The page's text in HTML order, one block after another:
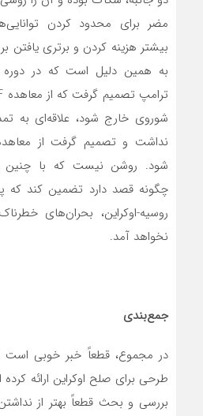
مضر برای محدود کردن
بیشتر هزینه کردن و برتری یافتن
به همین دلیل است که در
شوروی خارج شود، علاقه‌ای به
نداشت و تصمیم گرفت از
شود. روشن نیست که با چنین
چگونه قصد دارد تضمین کند
روسیه-اوکراین، بحران‌های
نخواهد آمد.
جمع‌بندی
در مجموع، قطعاً خبر خوبی است
طرحی برای صلح اوکراین ارائه
بررسی و بحث قطعاً بهتر از